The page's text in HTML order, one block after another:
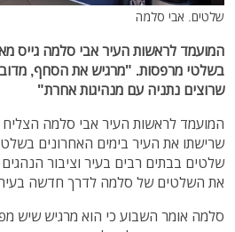
שלטים. אבי סלמה
המועמד לראשות העיר אבי סלמה גייס
בשלטי מרפסות. "מרגיש את הסחף, מדובר
שרוצים נתניה עם מנהיגות אחרת"
המועמד לראשות העיר אבי סלמה הצליח
שרישתו את העיר בימים האחרונים
שלטים בבתים רבים בעיר וציבור
את השלטים של סלמה לדרך חדשה
סלמה אומר השבוע כי הוא מרגיש שיש